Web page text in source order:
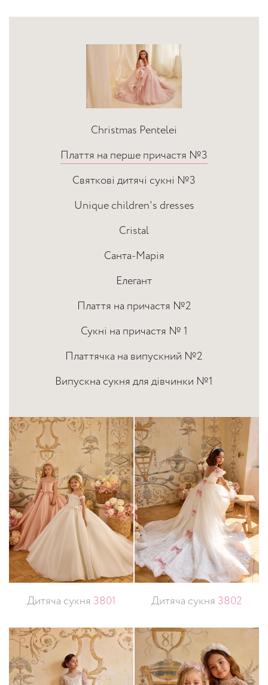
Christmas Pentelei
Плаття на перше причастя №3
Святкові дитячі сукні №3
Unique children's dresses
Cristal
Санта-Марія
Елегант
Плаття на причастя №2
Сукні на причастя № 1
Платтячка на випускний №2
Випускна сукня для дівчинки №1
Дитяча сукня 3801 Дитяча сукня 3802